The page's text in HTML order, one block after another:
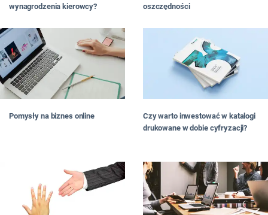
wynagrodzenia kierowcy?
oszczędności
Pomysły na biznes online
Czy warto inwestować w katalogi
drukowane w dobie cyfryzacji?